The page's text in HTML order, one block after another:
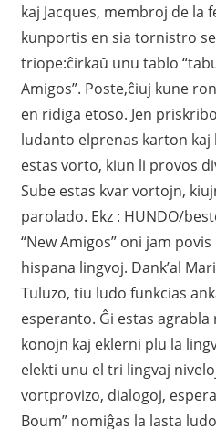
kaj Jacques, membroj de la
kunportis en sia tornistro
triope:ĉirkaŭ unu tablo
Amigos”. Poste,ĉiuj kune
en ridiga etoso. Jen
ludanto elprenas karton kaj
estas vorto, kiun li provos
Sube estas kvar vortojn,
parolado. Ekz : HUNDO/
“New Amigos” oni jam
hispana lingvoj. Dank’al
Tuluzo, tiu ludo funkcias
esperanto. Ĝi estas
konojn kaj eklerni plu la
elekti unu el tri lingvaj
vortprovizo, dialogoj,
Boum” nomiĝas la lasta